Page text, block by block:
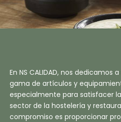
En NS CALIDAD, nos dedicamos
gama de artículos y
especialmente para satisfacer
sector de la hostelería y
compromiso es proporcionar